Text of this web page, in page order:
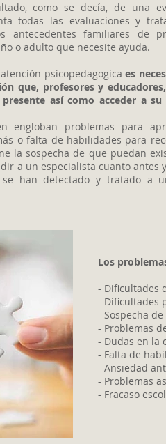
como se decía, de una
todas las evaluaciones y
antecedentes familiares de
o adulto que necesite ayuda.
psicopedagogicaes
que, profesores y
así como acceder a su
engloban problemas para
o falta de habilidades para
la sospecha de que puedan
a un especialista cuanto antes
han detectado y tratado a
Los
- Dificultades
- Dificultades
- Sospecha
- Problemas
- Dudas en la
- Falta de
- Ansiedad
- Problemas
- Fracaso